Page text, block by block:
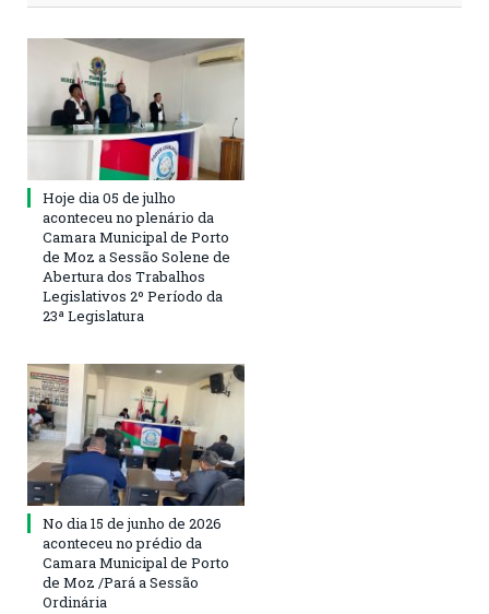
Hoje dia 05 de julho
aconteceu no plenário da
Camara Municipal de Porto
de Moz a Sessão Solene de
Abertura dos Trabalhos
Legislativos 2º Período da
23ª Legislatura
No dia 15 de junho de 2026
aconteceu no prédio da
Camara Municipal de Porto
de Moz /Pará a Sessão
Ordinária